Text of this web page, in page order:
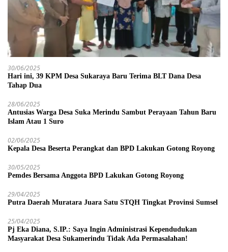
30/06/2025
Hari ini, 39 KPM Desa Sukaraya Baru Terima BLT Dana Desa
Tahap Dua
28/06/2025
Antusias Warga Desa Suka Merindu Sambut Perayaan Tahun Baru
Islam Atau 1 Suro
02/06/2025
Kepala Desa Beserta Perangkat dan BPD Lakukan Gotong Royong
30/05/2025
Pemdes Bersama Anggota BPD Lakukan Gotong Royong
29/04/2025
Putra Daerah Muratara Juara Satu STQH Tingkat Provinsi Sumsel
25/04/2025
Pj Eka Diana, S.IP.: Saya Ingin Administrasi Kependudukan
Masyarakat Desa Sukamerindu Tidak Ada Permasalahan!